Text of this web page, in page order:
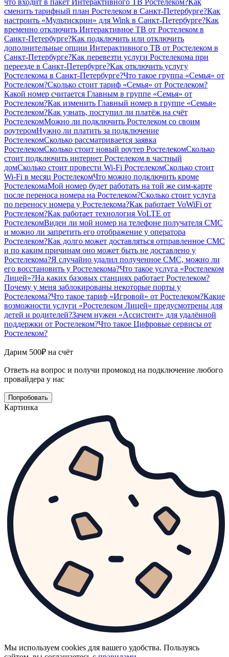
что входит в пакет Интерактивного ТВ Ростелеком?Как
сменить тарифный план Ростелеком в Санкт-Петербурге?Как
настроить «Мультискрин» для Wink в Санкт-Петербурге?Как
временно отключить Интерактивное ТВ от Ростелеком в
Санкт-Петербурге?Как подключить или отключить
дополнительные опции Интерактивного ТВ от Ростелеком в
Санкт-Петербурге?Как перевезти услуги Ростелекома при
переезде в Санкт-Петербурге?Как отключить услугу
Ростелекома в Санкт-Петербурге?Что такое группа «Семья» от
Ростелеком?Сколько стоит тариф «Семья» от Ростелеком?
Какой номер считается Главным в группе «Семья» от
Ростелеком?Как изменить Главный номер в группе «Семья»
Ростелеком?Как узнать, поступил ли платёж на счёт
РостелекомМожно ли подключить Ростелеком со своим
роутеромНужно ли платить за подключение
РостелекомСколько рассматривается заявка
РостелекомСколько стоит новый роутер РостелекомСколько
стоит подключить интернет Ростелеком в частный
домСколько стоит провести Wi-Fi РостелекомСколько стоит
Wi-Fi в месяц РостелекомЧто можно подключить кроме
РостелекомаМой номер будет работать на той же сим-карте
после переноса номера на Ростелеком?Сколько стоит услуга
по переносу номера у Ростелекома?Как работает VoWiFi от
Ростелеком?Как работает технология VoLTE от
РостелекомВиден ли мой номер на телефоне получателя СМС
и можно ли запретить его отображение у оператора
Ростелеком?Как долго может доставляться отправленное СМС
и по каким причинам оно может быть не доставлено у
Ростелекома?Я случайно удалил полученное СМС, можно ли
его восстановить у Ростелекома?Что такое услуга «Ростелеком
Лицей»?На каких базовых станциях работает Ростелеком?
Почему у меня заблокированы некоторые порты у
Ростелекома?Что такое тариф «Игровой» от Ростелеком?Какие
возможности услуги «Ростелеком Лицей» предусмотрены для
детей и родителей?Зачем нужен «Ассистент» для удалённой
поддержки от Ростелеком?Что такое Цифровые сервисы от
Ростелеком?
Дарим 500₽ на счёт
Ответь на вопрос и получи промокод на подключение любого
провайдера у нас
Попробовать
Картинка
Мы используем cookies для вашего удобства. Пользуясь